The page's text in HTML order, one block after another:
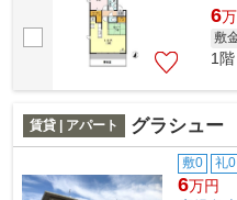
6万
敷
1
賃貸 | アパート グラシュー
敷0 礼0
6万円